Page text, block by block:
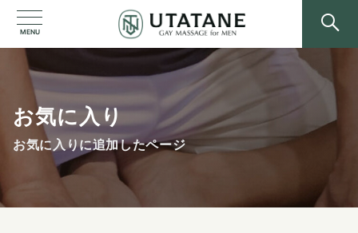
MENU
お気に入り
お気に入りに追加したページ